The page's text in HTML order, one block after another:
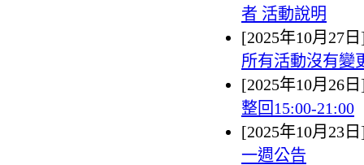
者 活動說明
[2025年10月27
所有活動沒有變
[2025年10月26
整回15:00-21:00
[2025年10月23
一週公告